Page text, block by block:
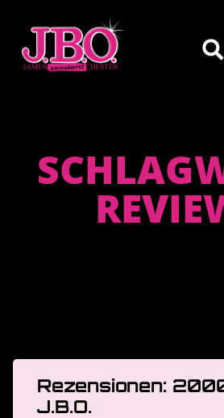
Rezensionen:
J.B.O.